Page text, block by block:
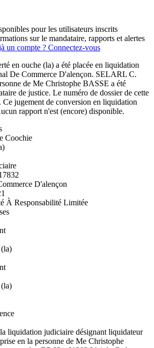
pour les utilisateurs inscrits
sur le mandataire, rapports et alertes
un compte ? Connectez-vous
en ouche (la) a été placée en liquidation
De Commerce D'alençon. SELARL C.
de Me Christophe BASSE a été
de justice. Le numéro de dossier de cette
Ce jugement de conversion en liquidation
rapport n'est (encore) disponible.
Coochie
D'alençon
À Responsabilité Limitée
liquidation judiciaire désignant liquidateur
en la personne de Me Christophe